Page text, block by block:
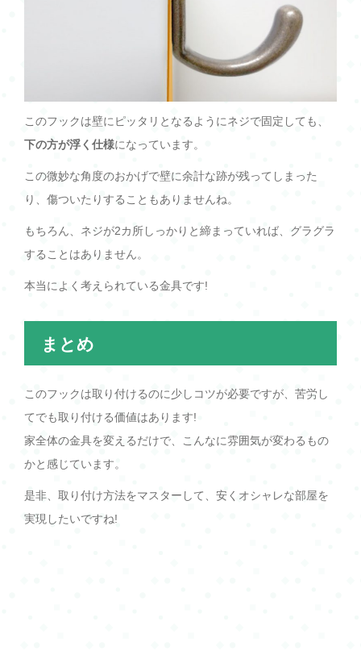
このフックは壁にピッタリとなるようにネジで固定しても、
下の方が浮く仕様になっています。
この微妙な角度のおかげで壁に余計な跡が残ってしまった
り、傷ついたりすることもありませんね。
もちろん、ネジが2カ所しっかりと締まっていれば、グラグラ
することはありません。
本当によく考えられている金具です!
まとめ
このフックは取り付けるのに少しコツが必要ですが、苦労し
てでも取り付ける価値はあります!
家全体の金具を変えるだけで、こんなに雰囲気が変わるもの
かと感じています。
是非、取り付け方法をマスターして、安くオシャレな部屋を
実現したいですね!